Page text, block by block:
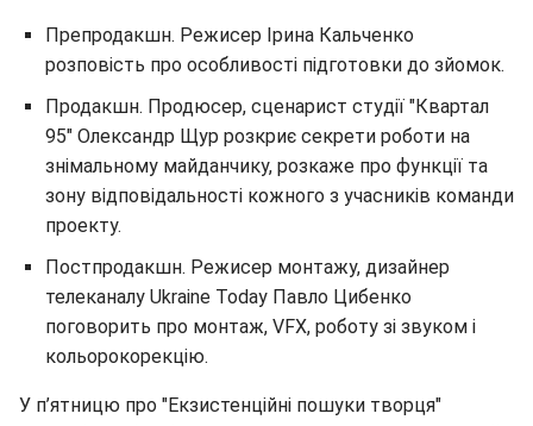
Препродакшн. Режисер Ірина Кальченко
розповість про особливості підготовки до зйомок.
Продакшн. Продюсер, сценарист студії "Квартал
95" Олександр Щур розкриє секрети роботи на
знімальному майданчику, розкаже про функції та
зону відповідальності кожного з учасників команди
проекту.
Постпродакшн. Режисер монтажу, дизайнер
телеканалу Ukraine Today Павло Цибенко
поговорить про монтаж, VFX, роботу зі звуком і
кольорокорекцію.
У п’ятницю про "Екзистенційні пошуки творця"